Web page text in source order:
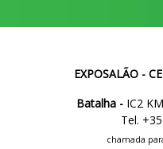
EXPOSALÃO -
Batalha -IC2
Tel.
chamada